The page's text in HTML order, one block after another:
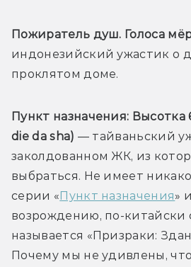
Пожиратель душ. Голоса
индонезийский ужастик о
проклятом доме.
Пункт назначения: Высотка
die da sha) — тайваньский
заколдованном ЖК, из
выбраться. Не имеет
серии «Пункт назначения»
возрождению, по-китайски
называется «Призраки:
Почему мы не удивлены,